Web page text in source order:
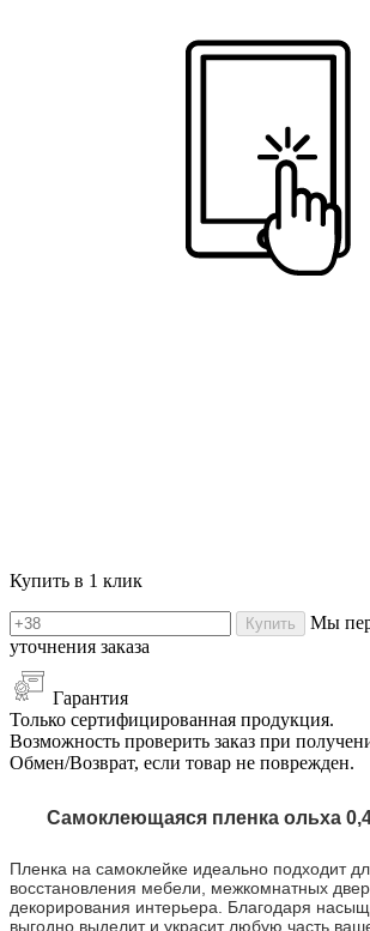
Купить в 1 клик
Купить
Мы
уточнения заказа
Гарантия
Только сертифицированная продукция.
Возможность проверить заказ при
Обмен/Возврат, если товар не поврежден.
Самоклеющаяся пленка ольха
Пленка на самоклейке идеально подходит
восстановления мебели, межкомнатных
декорирования интерьера. Благодаря
выгодно выделит и украсит любую часть